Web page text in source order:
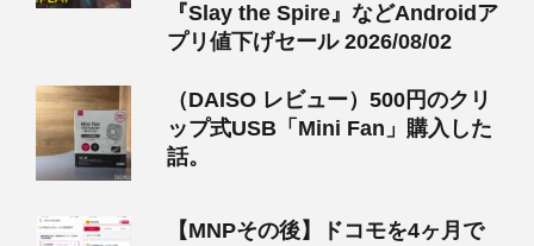
『Slay the Spire』などAndroidア
プリ値下げセール 2026/08/02
（DAISO レビュー）500円のクリ
ップ式USB「Mini Fan」購入した
話。
【MNPその後】ドコモを4ヶ月で